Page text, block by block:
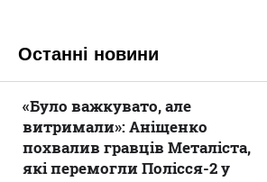
Останні новини
«Було важкувато, але
витримали»: Аніщенко
похвалив гравців Металіста,
які перемогли Полісся-2 у